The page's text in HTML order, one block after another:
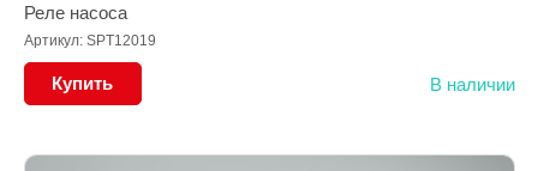
Реле насоса
Артикул: SPT12019
Купить В наличии